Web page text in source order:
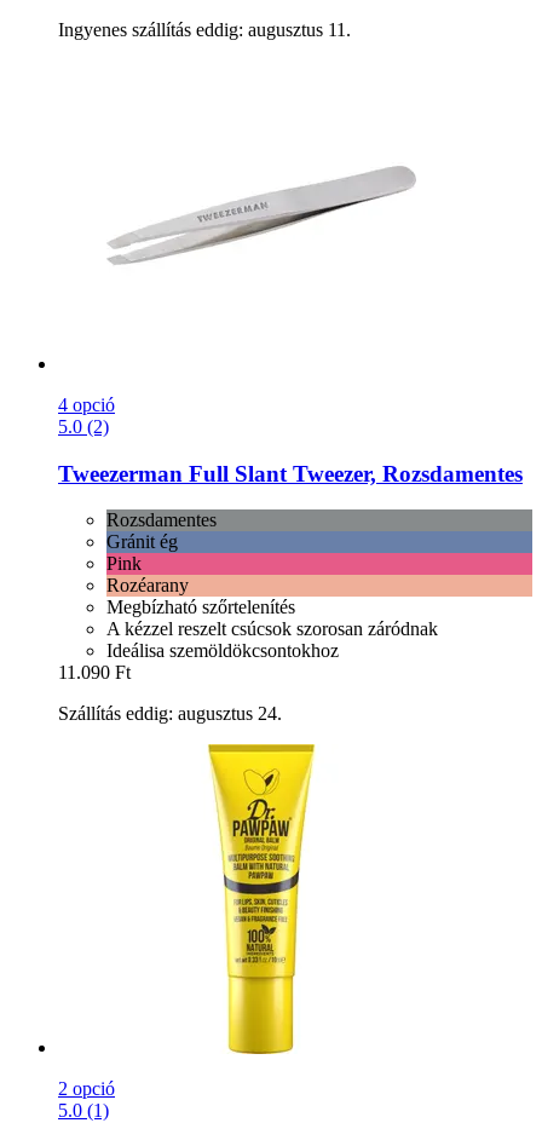
Ingyenes szállítás eddig: augusztus 11.
4 opció
5.0 (2)
Tweezerman Full Slant Tweezer, Rozsdamentes
Rozsdamentes
Gránit ég
Pink
Rozéarany
Megbízható szőrtelenítés
A kézzel reszelt csúcsok szorosan záródnak
Ideálisa szemöldökcsontokhoz
11.090 Ft
Szállítás eddig: augusztus 24.
2 opció
5.0 (1)